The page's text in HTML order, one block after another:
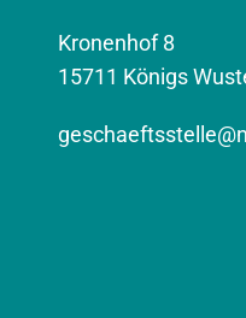
Kronenhof 8
15711 Königs